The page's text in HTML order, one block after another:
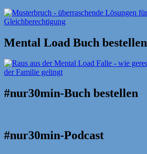
Mental Load Buch bestellen
#nur30min-Buch bestellen
#nur30min-Podcast